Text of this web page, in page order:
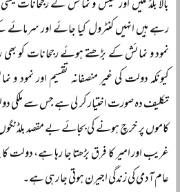
بالا بلڈنگیں اور تعیش و نمائش کے رجحانات
رہے ہیں انہیں کنٹرول کیا جائے اور
نمود و نمائش کے بڑھتے ہوئے رجحانات کو
کیونکہ دولت کی غیر منصفانہ تقسیم اور نمود
تکلیف دہ صورت اختیار کر لی ہے جس سے ملکی
کاموں پر خرچ ہونے کی بجائے بے مقصد
غریب اور امیر کا فرق بڑھتا جا رہا ہے، دولت کا
عام آدمی کی زندگی اجیرن ہوتی جا رہی ہے۔